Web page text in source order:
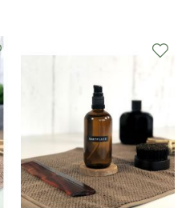
Zur
hinzufügen
Zur